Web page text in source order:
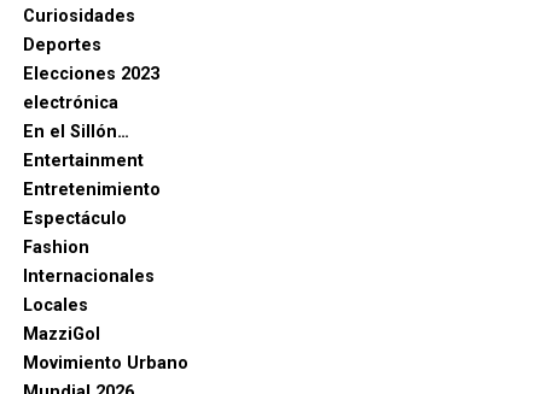
Curiosidades
Deportes
Elecciones 2023
electrónica
En el Sillón…
Entertainment
Entretenimiento
Espectáculo
Fashion
Internacionales
Locales
MazziGol
Movimiento Urbano